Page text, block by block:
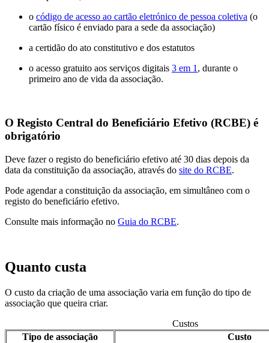
o código de acesso ao cartão eletrónico de pessoa coletiva (o
cartão físico é enviado para a sede da associação)
a certidão do ato constitutivo e dos estatutos
o acesso gratuito aos serviços digitais 3 em 1 , durante o
primeiro ano de vida da associação.
O Registo Central do Beneficiário Efetivo (RCBE) é
obrigatório
Deve fazer o registo do beneficiário efetivo até 30 dias depois da
data da constituição da associação, através do site do RCBE.
Pode agendar a constituição da associação, em simultâneo com o
registo do beneficiário efetivo.
Consulte mais informação no Guia do RCBE.
Quanto custa
O custo da criação de uma associação varia em função do tipo de
associação que queira criar.
Custos
Tipo de associação
Custo